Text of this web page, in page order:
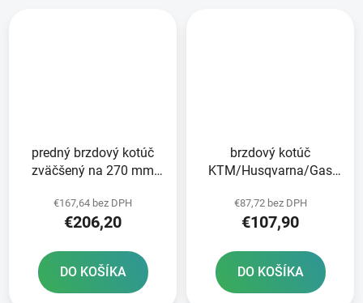
predný brzdový kotúč
zväčšený na 270 mm
€167,64 bez DPH
€206,20
DO KOŠÍKA
brzdový kotúč
KTM/Husqvarna/Gas
€87,72 bez DPH
€107,90
DO KOŠÍKA